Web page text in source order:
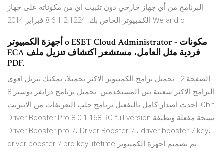
البرنامج من أي جهاز خارجي دون تثبيت اي من مكوناته على جهاز
الكمبيوتر الخاص بك. 6.1.2.1224 8 فبراير 2014 We and o
أجهزة الكمبيوتر o ESET Cloud Administrator - مكونات
ECA فردية مثل العامل، مستشعر اكتشاف تنزيل ملف
PDF.
الصفحة 2 - تحميل برامج الكمبيوتر الاكثر تحميلا، يمكنك تنزيل اقوى
البرامج الاكثر شعبية بين المستخدمين. تحميل برنامج درايفر بوستر 8
احدث اصدار كامل بالتفعيل.برنامج جلب التعريفات من الانترنت IObit
Driver Booster Pro 8.0.1.168 RC full version نسخة مفعلة ونظيفة.
Driver Booster pro 7، Driver Booster 7 ، driver booster 7 key،
driver booster 7 pro key lifetime تم تصميم أجهزة الكمبيوتر